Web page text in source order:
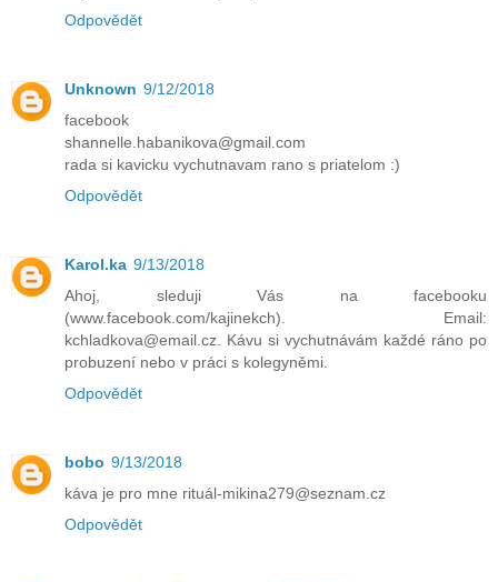
Odpovědět
Unknown 9/12/2018
facebook
shannelle.habanikova@gmail.com
rada si kavicku vychutnavam rano s priatelom :)
Odpovědět
Karol.ka 9/13/2018
Ahoj, sleduji Vás na facebooku
(www.facebook.com/kajinekch). Email:
kchladkova@email.cz. Kávu si vychutnávám každé ráno po
probuzení nebo v práci s kolegyněmi.
Odpovědět
bobo 9/13/2018
káva je pro mne rituál-mikina279@seznam.cz
Odpovědět